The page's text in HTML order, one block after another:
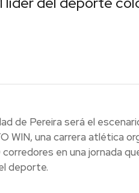
de Pereira será el
WIN, una carrera atlética
en una jornada
deporte.